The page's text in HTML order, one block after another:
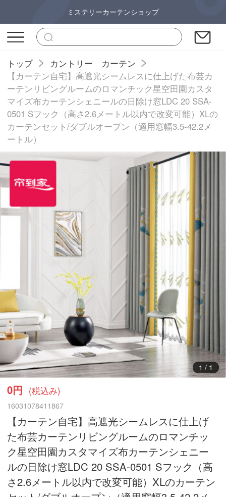
ミステリーカーテンショップ
トップ
カントリー カーテン
【カーテン自宅】高遮光シームレスに仕上げた布芸カ
ーテンリビングルームのロマンチック星空田園カスタ
マイズ布カーテンシェニールの日除け窓LDC 20 SSA-
0501 Sフック（高さ2.6メートル以内で改変可能）XLの
カーテンセット/ダブルオープン（適用窓幅3.5-42.2メ
ートル）
1 / 1
0円 (税込み)
16031078411867
【カーテン自宅】高遮光シームレスに仕上げ
た布芸カーテンリビングルームのロマンチッ
ク星空田園カスタマイズ布カーテンシェニー
ルの日除け窓LDC 20 SSA-0501 Sフック（高
さ2.6メートル以内で改変可能）XLのカーテン